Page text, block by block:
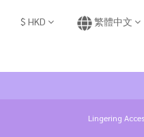
$ HKD 繁體中文
Lingering